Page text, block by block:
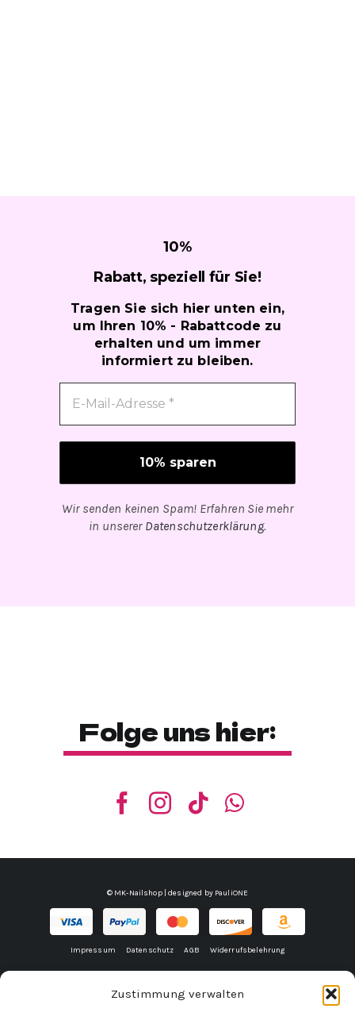
Zustimmung verwalten
10%
Rabatt, speziell für Sie!
Tragen Sie sich hier unten ein,
um Ihren 10% - Rabattcode zu
erhalten und um immer
informiert zu bleiben.
Wir senden keinen Spam! Erfahren Sie mehr
in unserer Datenschutzerklärung.
Folge uns hier:
© MK-Nailshop | designed by PauliONE
Impressum Datenschutz AGB Widerrufsbelehrung